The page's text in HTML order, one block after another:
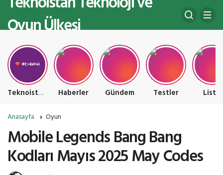
Oyun Ülkesi
Teknoistan Teknoloji ve Oyun Ülkesi Haberler Gündem Testler Liste
Anasayfa Oyun
Mobile Legends Bang Bang
Kodları Mayıs 2025 May Codes